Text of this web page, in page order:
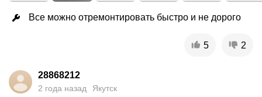
Все можно отремонтировать быстро и не дорого
5 2
28868212
2 года назад
Якутск